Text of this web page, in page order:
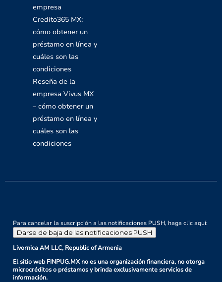
empresa
Credito365 MX:
cómo obtener un
préstamo en línea y
cuáles son las
condiciones
Reseña de la
empresa Vivus MX
– cómo obtener un
préstamo en línea y
cuáles son las
condiciones
Para cancelar la suscripción a las notificaciones PUSH, haga clic aquí:
Darse de baja de las notificaciones PUSH
Livornica AM LLC, Republic of Armenia
El sitio web FINPUG.MX no es una organización financiera, no otorga
microcréditos o préstamos y brinda exclusivamente servicios de
información.